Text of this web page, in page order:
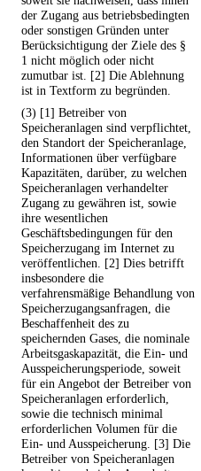
der Zugang aus betriebsbedingten
oder sonstigen Gründen unter
Berücksichtigung der Ziele des §
1 nicht möglich oder nicht
zumutbar ist. [2] Die Ablehnung
ist in Textform zu begründen.
(3) [1] Betreiber von
Speicheranlagen sind verpflichtet,
den Standort der Speicheranlage,
Informationen über verfügbare
Kapazitäten, darüber, zu welchen
Speicheranlagen verhandelter
Zugang zu gewähren ist, sowie
ihre wesentlichen
Geschäftsbedingungen für den
Speicherzugang im Internet zu
veröffentlichen. [2] Dies betrifft
insbesondere die
verfahrensmäßige Behandlung von
Speicherzugangsanfragen, die
Beschaffenheit des zu
speichernden Gases, die nominale
Arbeitsgaskapazität, die Ein- und
Ausspeicherungsperiode, soweit
für ein Angebot der Betreiber von
Speicheranlagen erforderlich,
sowie die technisch minimal
erforderlichen Volumen für die
Ein- und Ausspeicherung. [3] Die
Betreiber von Speicheranlagen